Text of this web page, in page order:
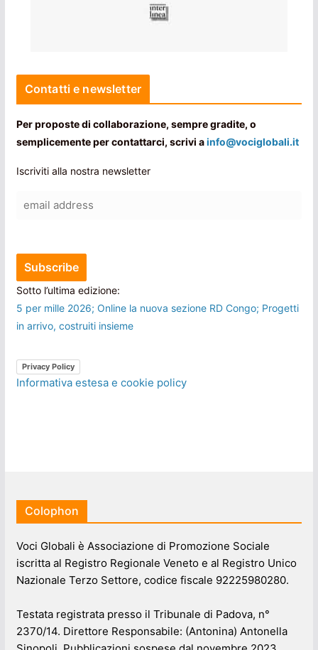
Contatti e newsletter
Per proposte di collaborazione, sempre gradite, o
semplicemente per contattarci, scrivi ainfo@vociglobali.it
Iscriviti alla nostra newsletter
Sotto l’ultima edizione:
5 per mille 2026; Online la nuova sezione RD Congo; Progetti
in arrivo, costruiti insieme
Privacy Policy
Informativa estesa e cookie policy
Colophon
Voci Globali è Associazione di Promozione Sociale
iscritta al Registro Regionale Veneto e al Registro Unico
Nazionale Terzo Settore, codice fiscale 92225980280.
Testata registrata presso il Tribunale di Padova, n°
2370/14. Direttore Responsabile: (Antonina) Antonella